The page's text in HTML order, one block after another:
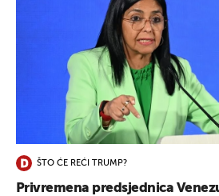
ŠTO ĆE REĆI TRUMP?
Privremena predsjednica